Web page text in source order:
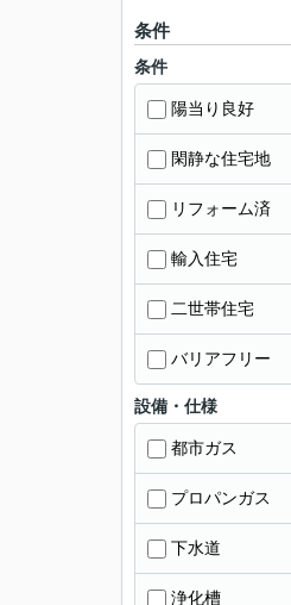
条件
条件
陽当り良好
閑静な住宅地
リフォーム済
輸入住宅
二世帯住宅
バリアフリー
設備・仕様
都市ガス
プロパンガス
下水道
浄化槽